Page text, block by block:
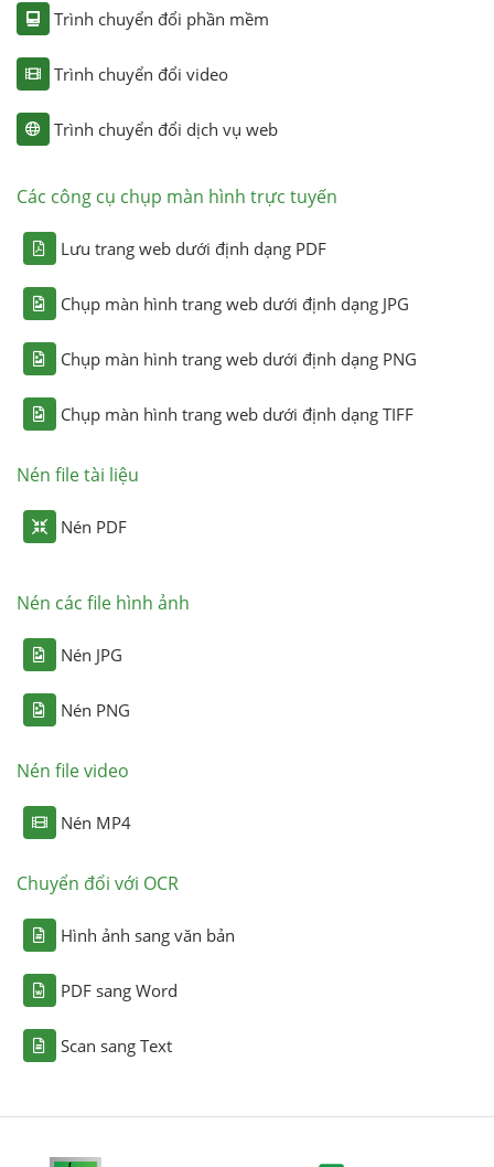
Trình chuyển đổi phần mềm
Trình chuyển đổi video
Trình chuyển đổi dịch vụ web
Các công cụ chụp màn hình trực tuyến
Lưu trang web dưới định dạng PDF
Chụp màn hình trang web dưới định dạng JPG
Chụp màn hình trang web dưới định dạng PNG
Chụp màn hình trang web dưới định dạng TIFF
Nén file tài liệu
Nén PDF
Nén các file hình ảnh
Nén JPG
Nén PNG
Nén file video
Nén MP4
Chuyển đổi với OCR
Hình ảnh sang văn bản
PDF sang Word
Scan sang Text